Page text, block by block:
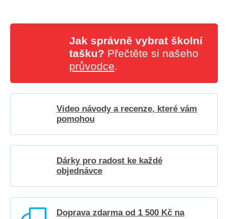
Jak správně vybrat školní
tašku? Přečtěte si našeho
průvodce.
Video návody a recenze, které vám
pomohou
Dárky pro radost ke každé
objednávce
Doprava zdarma od 1 500 Kč na